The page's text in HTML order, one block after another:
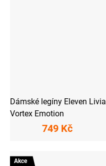
Dámské legíny Eleven Livia
Vortex Emotion
749 Kč
Akce